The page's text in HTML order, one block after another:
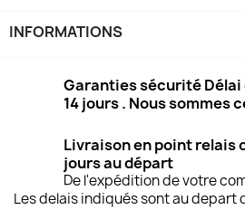
INFORMATIONS
Garanties sécurité
14 jours . Nous sommes
Livraison en point relais
jours au départ
De l'expédition de votre
Les delais indiqués sont au depart